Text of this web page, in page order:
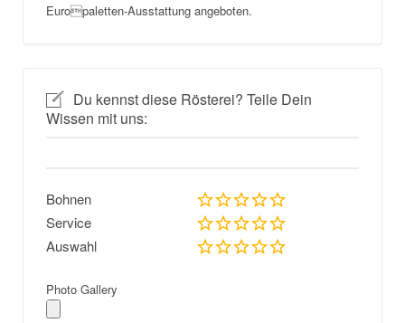
Europaletten-Ausstattung angeboten.
Du kennst diese Rösterei? Teile Dein
Wissen mit uns:
Bohnen
Service
Auswahl
Photo Gallery